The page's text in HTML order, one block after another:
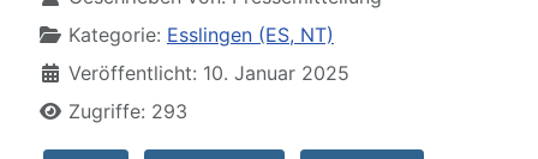
Kategorie: Esslingen (ES, NT)
Veröffentlicht: 10. Januar 2025
Zugriffe: 293